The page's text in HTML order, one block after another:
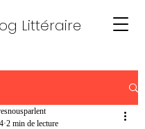
Littéraire
2 min de lecture